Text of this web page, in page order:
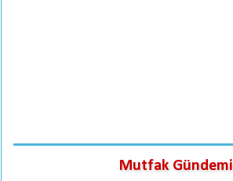
Mutfak Gündemi